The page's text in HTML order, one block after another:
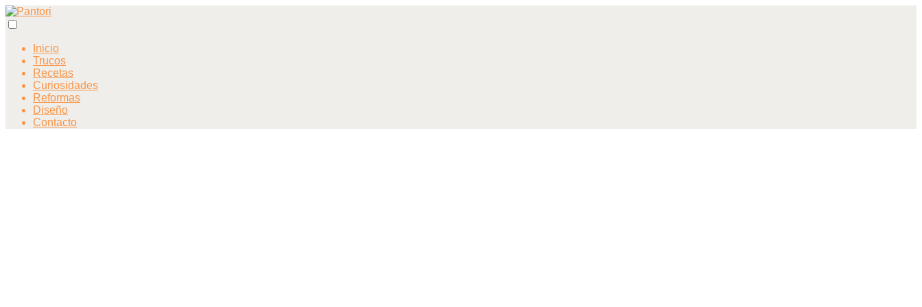
Inicio
Trucos
Recetas
Curiosidades
Reformas
Diseño
Contacto